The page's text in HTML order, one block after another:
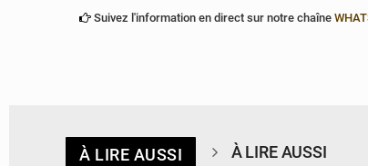
Suivez l'information en direct sur notre chaîne
À LIRE AUSSI À LIRE AUSSI